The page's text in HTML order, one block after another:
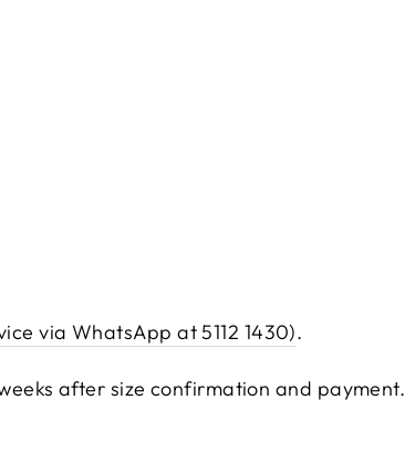
via WhatsApp at 5112 1430).
after size confirmation and payment.